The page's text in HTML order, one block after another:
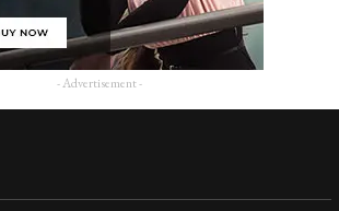
- Advertisement -